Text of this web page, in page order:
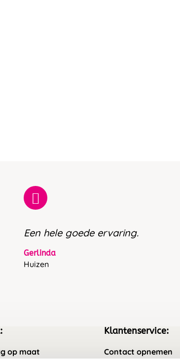
Een hele goede ervaring.
Gerlinda
Huizen
op maat
Klantenservice:
Contact opnemen